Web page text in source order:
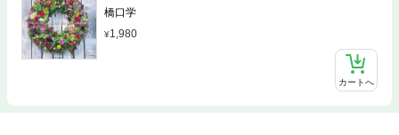
橋口学
1,980
カートへ